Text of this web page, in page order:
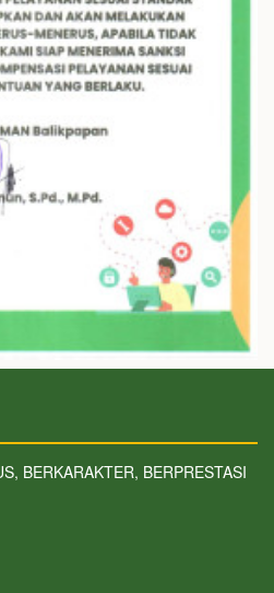
BERKARAKTER, BERPRESTASI